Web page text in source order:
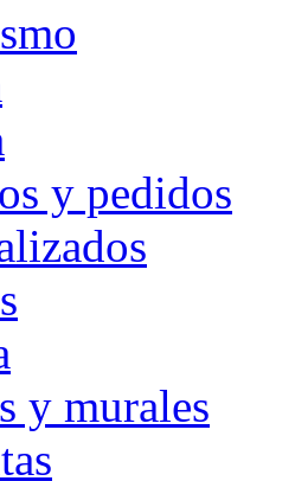
y pedidos
y murales